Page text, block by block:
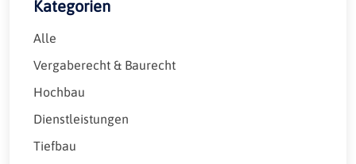
Kategorien
Alle
Vergaberecht & Baurecht
Hochbau
Dienstleistungen
Tiefbau